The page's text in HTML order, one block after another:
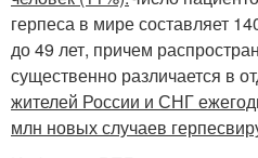
герпеса в мире составляет
до 49 лет, причем
существенно различается в
жителей России и СНГ
млн новых случаев